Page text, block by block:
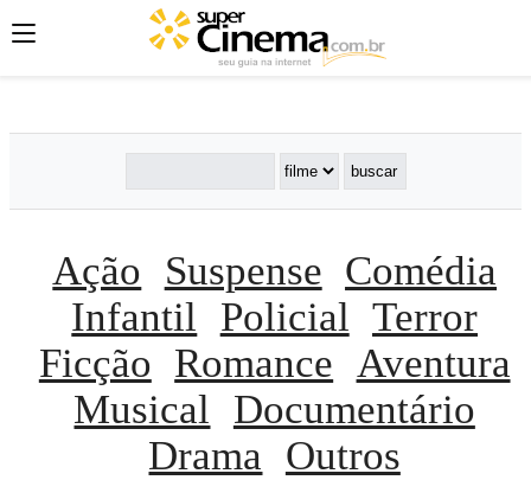
';';
Ação Suspense Comédia
Infantil
Policial Terror
Ficção Romance Aventura
Musical
Documentário
Drama
Outros